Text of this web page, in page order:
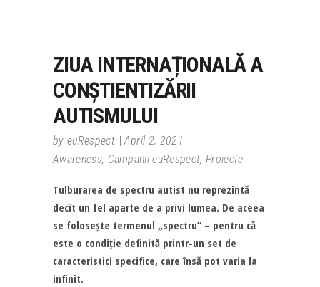
ZIUA INTERNAȚIONALĂ A
CONȘTIENTIZĂRII
AUTISMULUI
by euRespect
April 2, 2021
Awareness, Campanii euRespect, Proiecte
Tulburarea de spectru autist nu reprezintă
decît un fel aparte de a privi lumea. De aceea
se folosește termenul „spectru” – pentru că
este o condiție definită printr-un set de
caracteristici specifice, care însă pot varia la
infinit.